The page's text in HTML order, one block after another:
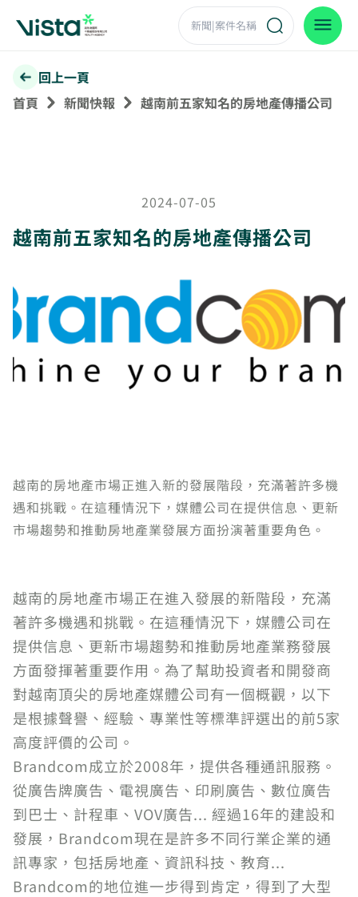
回上一頁
首頁
新聞快報 越南前五家知名的房地產傳播公司
2024-07-05
越南前五家知名的房地產傳播公司
越南的房地產市場正進入新的發展階段，充滿著許多機
遇和挑戰。在這種情況下，媒體公司在提供信息、更新
市場趨勢和推動房地產業發展方面扮演著重要角色。
越南的房地產市場正在進入發展的新階段，充滿
著許多機遇和挑戰。在這種情況下，媒體公司在
提供信息、更新市場趨勢和推動房地產業務發展
方面發揮著重要作用。為了幫助投資者和開發商
對越南頂尖的房地產媒體公司有一個概觀，以下
是根據聲譽、經驗、專業性等標準評選出的前5家
高度評價的公司。
Brandcom成立於2008年，提供各種通訊服務。
從廣告牌廣告、電視廣告、印刷廣告、數位廣告
到巴士、計程車、VOV廣告... 經過16年的建設和
發展，Brandcom現在是許多不同行業企業的通
訊專家，包括房地產、資訊科技、教育...
Brandcom的地位進一步得到肯定，得到了大型